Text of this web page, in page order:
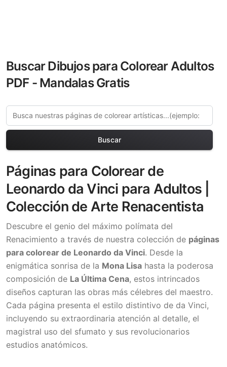
Buscar Dibujos para Colorear Adultos
PDF - Mandalas Gratis
Buscar
Páginas para Colorear de
Leonardo da Vinci para Adultos |
Colección de Arte Renacentista
Descubre el genio del máximo polímata del
Renacimiento a través de nuestra colección de páginas
para colorear de Leonardo da Vinci. Desde la
enigmática sonrisa de la Mona Lisa hasta la poderosa
composición de La Última Cena, estos intrincados
diseños capturan las obras más célebres del maestro.
Cada página presenta el estilo distintivo de da Vinci,
incluyendo su extraordinaria atención al detalle, el
magistral uso del sfumato y sus revolucionarios
estudios anatómicos.